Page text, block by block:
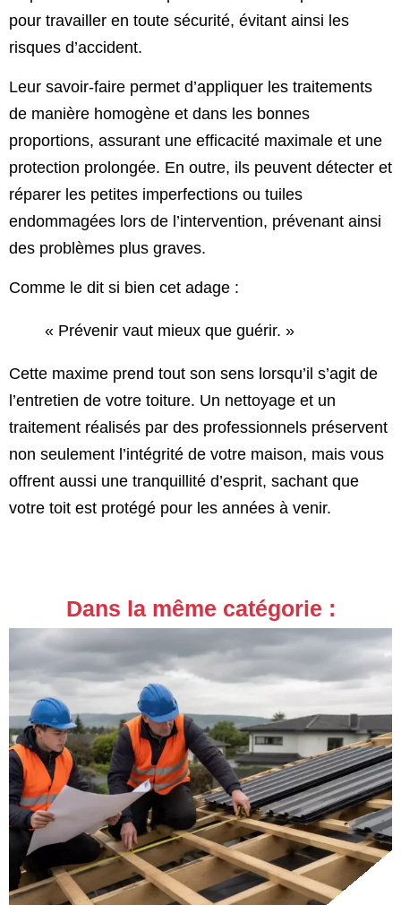
pour travailler en toute sécurité, évitant ainsi les
risques d’accident.
Leur savoir-faire permet d’appliquer les traitements
de manière homogène et dans les bonnes
proportions, assurant une efficacité maximale et une
protection prolongée. En outre, ils peuvent détecter et
réparer les petites imperfections ou tuiles
endommagées lors de l’intervention, prévenant ainsi
des problèmes plus graves.
Comme le dit si bien cet adage :
« Prévenir vaut mieux que guérir. »
Cette maxime prend tout son sens lorsqu’il s’agit de
l’entretien de votre toiture. Un nettoyage et un
traitement réalisés par des professionnels préservent
non seulement l’intégrité de votre maison, mais vous
offrent aussi une tranquillité d’esprit, sachant que
votre toit est protégé pour les années à venir.
Dans la même catégorie :